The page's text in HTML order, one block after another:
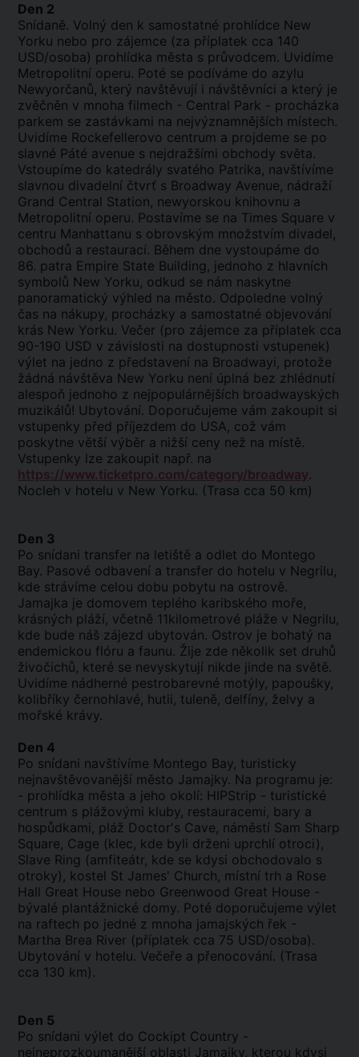
Den 2
Snídaně. Volný den k samostatné prohlídce New
Yorku nebo pro zájemce (za příplatek cca 140
USD/osoba) prohlídka města s průvodcem. Uvidíme
Metropolitní operu. Poté se podíváme do azylu
Newyorčanů, který navštěvují i návštěvníci a který je
zvěčněn v mnoha filmech - Central Park - procházka
parkem se zastávkami na nejvýznamnějších místech.
Uvidíme Rockefellerovo centrum a projdeme se po
slavné Páté avenue s nejdražšími obchody světa.
Vstoupíme do katedrály svatého Patrika, navštívíme
slavnou divadelní čtvrť s Broadway Avenue, nádraží
Grand Central Station, newyorskou knihovnu a
Metropolitní operu. Postavíme se na Times Square v
centru Manhattanu s obrovským množstvím divadel,
obchodů a restaurací. Během dne vystoupáme do
86. patra Empire State Building, jednoho z hlavních
symbolů New Yorku, odkud se nám naskytne
panoramatický výhled na město. Odpoledne volný
čas na nákupy, procházky a samostatné objevování
krás New Yorku. Večer (pro zájemce za příplatek cca
90-190 USD v závislosti na dostupnosti vstupenek)
výlet na jedno z představení na Broadwayi, protože
žádná návštěva New Yorku není úplná bez zhlédnutí
alespoň jednoho z nejpopulárnějších broadwayských
muzikálů! Ubytování. Doporučujeme vám zakoupit si
vstupenky před příjezdem do USA, což vám
poskytne větší výběr a nižší ceny než na místě.
Vstupenky lze zakoupit např. na
https://www.ticketpro.com/category/broadway.
Nocleh v hotelu v New Yorku. (Trasa cca 50 km)
Den 3
Po snídani transfer na letiště a odlet do Montego
Bay. Pasové odbavení a transfer do hotelu v Negrilu,
kde strávíme celou dobu pobytu na ostrově.
Jamajka je domovem teplého karibského moře,
krásných pláží, včetně 11kilometrové pláže v Negrilu,
kde bude náš zájezd ubytován. Ostrov je bohatý na
endemickou flóru a faunu. Žije zde několik set druhů
živočichů, které se nevyskytují nikde jinde na světě.
Uvidíme nádherné pestrobarevné motýly, papoušky,
kolibříky černohlavé, hutii, tuleně, delfíny, želvy a
mořské krávy.
Den 4
Po snídani navštívíme Montego Bay, turisticky
nejnavštěvovanější město Jamajky. Na programu je:
- prohlídka města a jeho okolí: HIPStrip - turistické
centrum s plážovými kluby, restauracemi, bary a
hospůdkami, pláž Doctor's Cave, náměstí Sam Sharp
Square, Cage (klec, kde byli drženi uprchlí otroci),
Slave Ring (amfiteátr, kde se kdysi obchodovalo s
otroky), kostel St James' Church, místní trh a Rose
Hall Great House nebo Greenwood Great House -
bývalé plantážnické domy. Poté doporučujeme výlet
na raftech po jedné z mnoha jamajských řek -
Martha Brea River (příplatek cca 75 USD/osoba).
Ubytování v hotelu. Večeře a přenocování. (Trasa
cca 130 km).
Den 5
Po snídani výlet do Cockipt Country -
nejneprozkoumanější oblasti Jamajky, kterou kdysi